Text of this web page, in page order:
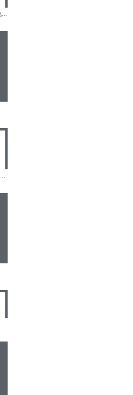
Ποδιά βάπτισης Νονού / Νονάς «Ροζ Πεταλούδα - Λουλούδι»
Boho μαρτυρικά βάπτισης βραχιόλια «Λιοντάρι / ΣΑΦΑΡΙ / Ζωάκια”